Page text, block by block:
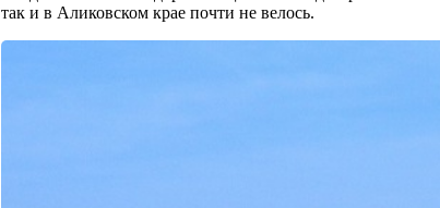
так и в Аликовском крае почти не велось.